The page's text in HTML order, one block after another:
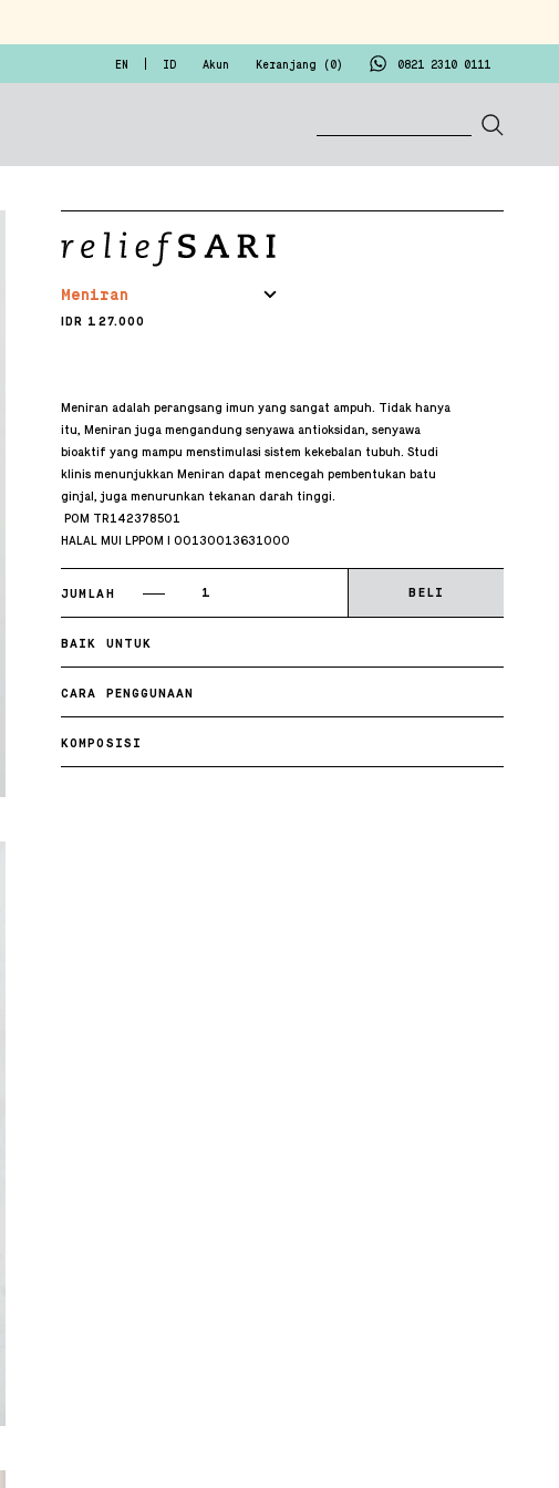
EN ID Akun Keranjang ( 0 ) 0821 2310 0111
IDR 127.000
Meniran
Meniran adalah perangsang imun yang sangat ampuh. Tidak hanya
itu, Meniran juga mengandung senyawa antioksidan, senyawa
bioaktif yang mampu menstimulasi sistem kekebalan tubuh. Studi
klinis menunjukkan Meniran dapat mencegah pembentukan batu
ginjal, juga menurunkan tekanan darah tinggi.
POM TR142378501
HALAL MUI LPPOM I 00130013631000
JUMLAH
BAIK UNTUK
CARA PENGGUNAAN
KOMPOSISI